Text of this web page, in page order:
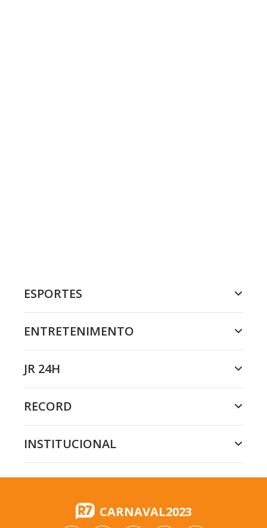
ESPORTES
ENTRETENIMENTO
JR 24H
RECORD
INSTITUCIONAL
CARNAVAL2023